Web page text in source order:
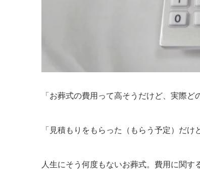
「お葬式の費用って高そうだけど、実際ど
「見積もりをもらった（もらう予定）だけ
人生にそう何度もないお葬式。費用に関す